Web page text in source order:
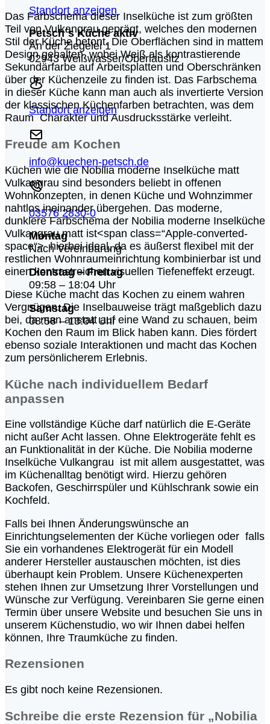
Standort anzeigen
Petsch´s Küche aktiv
An der Ziegelei 1
02943 Weißwasser/Oberlausitz
Standort anzeigen
info@kuechen-petsch.de
03576 2830-0
Montag
Nach Vereinbarung
Dienstag – Freitag
09:58 – 18:04 Uhr
Samstag
08:58 – 13:04 Uhr
Das Farbschema dieser Inselküche ist zum größten
Teil von Vulkangrau geprägt, welches den modernen
Stil der Küche betont. Die Oberflächen sind in mattem
Design gehalten, wobei Weiß als kontrastierende
Sekundärfarbe auf Arbeitsplatten und Oberschränken
über der Küchenzeile zu finden ist. Das Farbschema
in dieser Küche kann man auch als invertierte Version
der klassischen Küchenfarben betrachten, was dem
Raum Charakter und Ausdrucksstärke verleiht.
Freude am Kochen
Küchen wie die Nobilia moderne Inselküche matt
Vulkangrau sind besonders beliebt in offenen
Wohnkonzepten, in denen Küche und Wohnzimmer
nahtlos ineinander übergehen. Das moderne,
dunklere Farbschema der Nobilia moderne Inselküche
Vulkangrau matt ist<span class=“Apple-converted-
space“> hierbei ideal, da es äußerst flexibel mit der
restlichen Wohnraumeinrichtung kombinierbar ist und
einen kontrastreichen visuellen Tiefeneffekt erzeugt.
Diese Küche macht das Kochen zu einem wahren
Vergnügen. Die Inselbauweise trägt maßgeblich dazu
bei, da man anstatt auf eine Wand zu schauen, beim
Kochen den Raum im Blick haben kann. Dies fördert
ebenso soziale Interaktionen und macht das Kochen
zum persönlicherem Erlebnis.
Küche nach individuellem Bedarf
anpassen
Eine vollständige Küche darf natürlich die E-Geräte
nicht außer Acht lassen. Ohne Elektrogeräte fehlt es
an Funktionalität in der Küche. Die Nobilia moderne
Inselküche Vulkangrau ist mit allem ausgestattet, was
im Küchenalltag benötigt wird. Hierzu gehören
Backofen, Geschirrspüler und Kühlschrank sowie ein
Kochfeld.
Falls bei Ihnen Änderungswünsche an
Einrichtungselementen der Küche vorliegen oder falls
Sie ein vorhandenes Elektrogerät für ein Modell
anderer Hersteller austauschen möchten, ist dies
überhaupt kein Problem. Unsere Küchenexperten
stehen Ihnen zur Umsetzung Ihrer Vorstellungen und
Wünsche zur Verfügung. Vereinbaren Sie gerne einen
Termin über unsere Website und besuchen Sie uns in
unserem Küchenstudio, wo wir Ihnen dabei helfen
können, Ihre Traumküche zu finden.
Rezensionen
Es gibt noch keine Rezensionen.
Schreibe die erste Rezension für „Nobilia